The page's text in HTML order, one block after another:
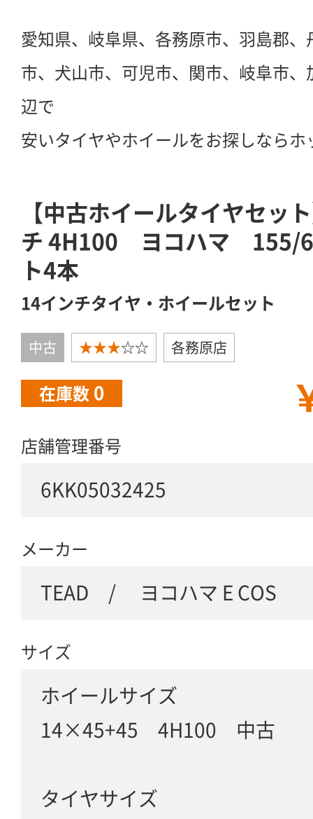
愛知県、岐阜県、各務原市、羽島郡
市、犬山市、可児市、関市、岐阜市
辺で
安いタイヤやホイールをお探しなら
【中古ホイールタイヤセッ
チ 4H100 ヨコハマ 155/
ト4本
14インチタイヤ・ホイールセット
中古 ★★★☆☆ 各務原店
在庫数 0
店舗管理番号
6KK05032425
メーカー
TEAD / ヨコハマ E COS
サイズ
ホイールサイズ
14×45+45 4H100 中古
タイヤサイズ